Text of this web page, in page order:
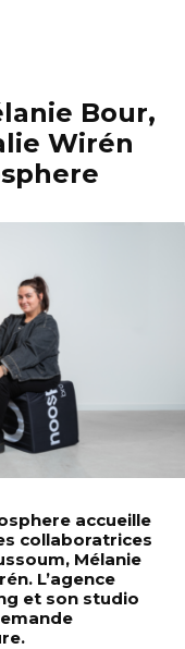
Bour,
Wirén
accueille
collaboratrices
Mélanie
L’agence
et son studio